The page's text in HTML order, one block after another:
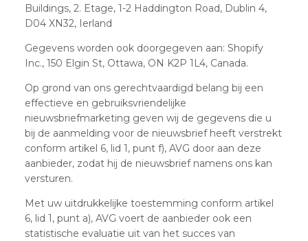
Buildings, 2. Etage, 1-2 Haddington Road, Dublin 4,
D04 XN32, Ierland
Gegevens worden ook doorgegeven aan: Shopify
Inc., 150 Elgin St, Ottawa, ON K2P 1L4, Canada.
Op grond van ons gerechtvaardigd belang bij een
effectieve en gebruiksvriendelijke
nieuwsbriefmarketing geven wij de gegevens die u
bij de aanmelding voor de nieuwsbrief heeft verstrekt
conform artikel 6, lid 1, punt f), AVG door aan deze
aanbieder, zodat hij de nieuwsbrief namens ons kan
versturen.
Met uw uitdrukkelijke toestemming conform artikel
6, lid 1, punt a), AVG voert de aanbieder ook een
statistische evaluatie uit van het succes van